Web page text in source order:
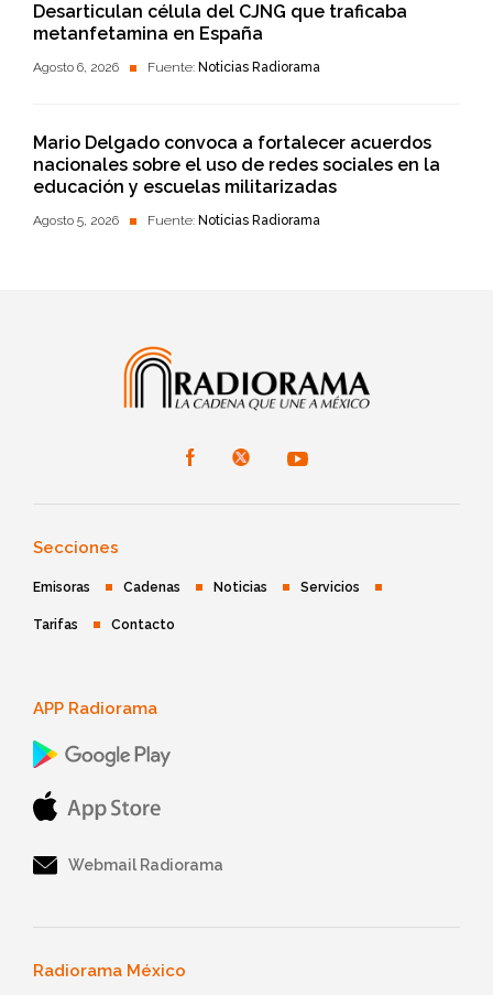
Desarticulan célula del CJNG que traficaba
metanfetamina en España
Agosto 6, 2026 Fuente: Noticias Radiorama
Mario Delgado convoca a fortalecer acuerdos
nacionales sobre el uso de redes sociales en la
educación y escuelas militarizadas
Agosto 5, 2026 Fuente: Noticias Radiorama
Secciones
Emisoras Cadenas Noticias Servicios
Tarifas Contacto
APP Radiorama
Webmail Radiorama
Radiorama México